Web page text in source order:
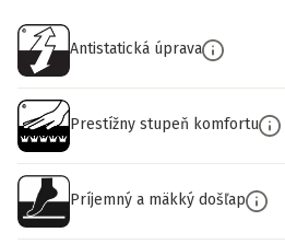
Antistatická úprava
Prestížny stupeň komfortu
Príjemný a mäkký došľap